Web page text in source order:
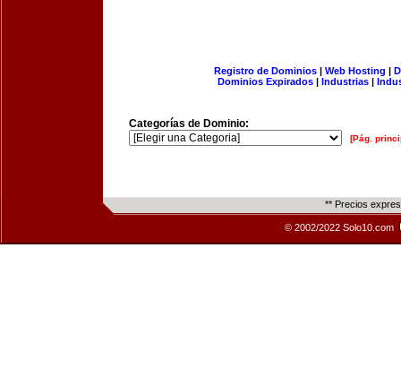
Registro de Dominios| Web Hosting |
Dominios Expirados | Industrias |
Categorías de Dominio:
[Pág.
** Precios
© 2002/2022 Solo10.com